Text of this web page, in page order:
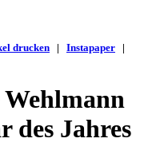
drucken | Instapaper |
des Jahres